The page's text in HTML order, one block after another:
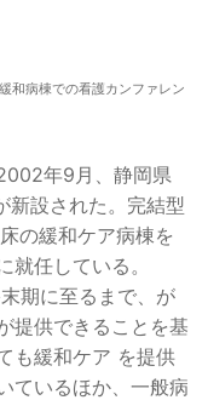
緩和病棟での看護カンファレン
年9月、静岡県
新設された。完結型
の緩和ケア病棟を
任している。
期に至るまで、が
提供できることを基
も緩和ケア を提供
ているほか、一般病